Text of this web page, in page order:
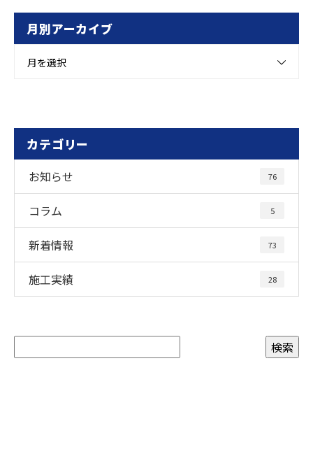
月別アーカイブ
月を選択
カテゴリー
お知らせ 76
コラム 5
新着情報 73
施工実績 28